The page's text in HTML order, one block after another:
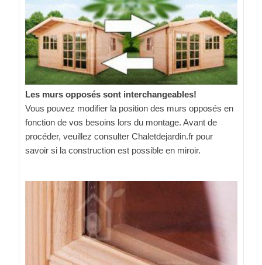
Les murs opposés sont interchangeables!
Vous pouvez modifier la position des murs opposés en
fonction de vos besoins lors du montage. Avant de
procéder, veuillez consulter Chaletdejardin.fr pour
savoir si la construction est possible en miroir.